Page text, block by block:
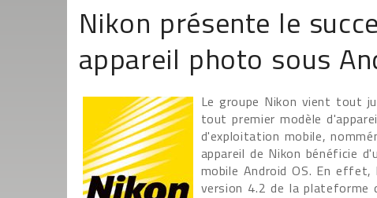
Nikon présente le
appareil photo sous
Le groupe Nikon vient tout
tout premier modèle
d'exploitation mobile,
appareil de Nikon bénéficie
mobile Android OS. En effet,
version 4.2 de la plateforme